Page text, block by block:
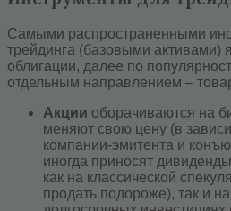
Самыми распространенными
трейдинга (базовыми активами)
облигации, далее по
отдельным направлением –
Акции оборачиваются на
меняют свою цену (в
компании-эмитента и
иногда приносят
как на классической
продать подороже), так и